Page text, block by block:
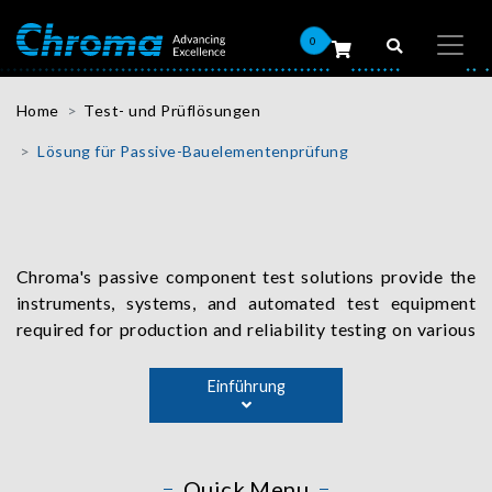
0
Home Test- und Prüflösungen
Lösung für Passive-Bauelementenprüfung
Chroma's passive component test solutions provide the
instruments, systems, and automated test equipment
required for production and reliability testing on various
capacitors, and resistors. They can also be used to test
the LCR and insulation resistance parameters. Chroma's
insulation, ground resistance, and dynamic leakage
Einführung